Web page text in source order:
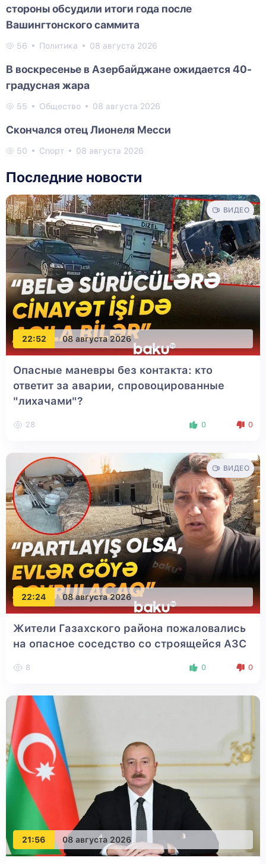
стороны обсудили итоги года после
Вашингтонского саммита
56 Политика 08 августа 2026
В воскресенье в Азербайджане ожидается 40-
градусная жара
55 Общество 08 августа 2026
Скончался отец Лионеля Месси
50 Спорт 08 августа 2026
Последние новости
22:52 08 августа 2026
ВИДЕО
Опасные маневры без контакта: кто
ответит за аварии, спровоцированные
"лихачами"?
28 0 0
22:24 08 августа 2026
ВИДЕО
Жители Газахского района пожаловались
на опасное соседство со строящейся АЗС
8 0 0
21:56 08 августа 2026